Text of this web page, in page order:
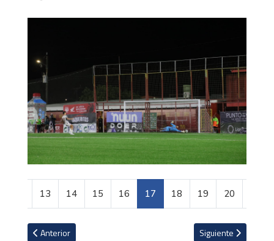
13 14 15 16 17 18 19 20
Artículo anterior: La impresionante ciudad submarina construida
Anterior Artículo siguiente:
Siguiente